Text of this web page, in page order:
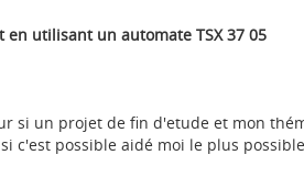
utilisant un automate TSX 37 05
si un projet de fin d'etude et mon
si c'est possible aidé moi le plus